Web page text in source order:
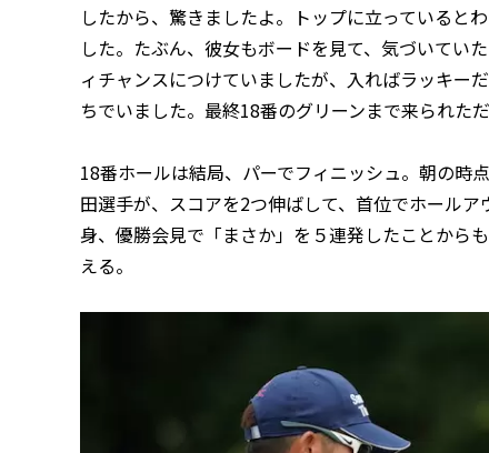
したから、驚きましたよ。トップに立っていると
した。たぶん、彼女もボードを見て、気づいてい
ィチャンスにつけていましたが、入ればラッキー
ちでいました。最終18番のグリーンまで来られた
18番ホールは結局、パーでフィニッシュ。朝の時
田選手が、スコアを2つ伸ばして、首位でホール
身、優勝会見で「まさか」を５連発したことから
える。